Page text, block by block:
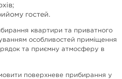
гостей.
квартири та приватного
особливостей приміщення
та приємну атмосферу в
поверхневе прибирання у